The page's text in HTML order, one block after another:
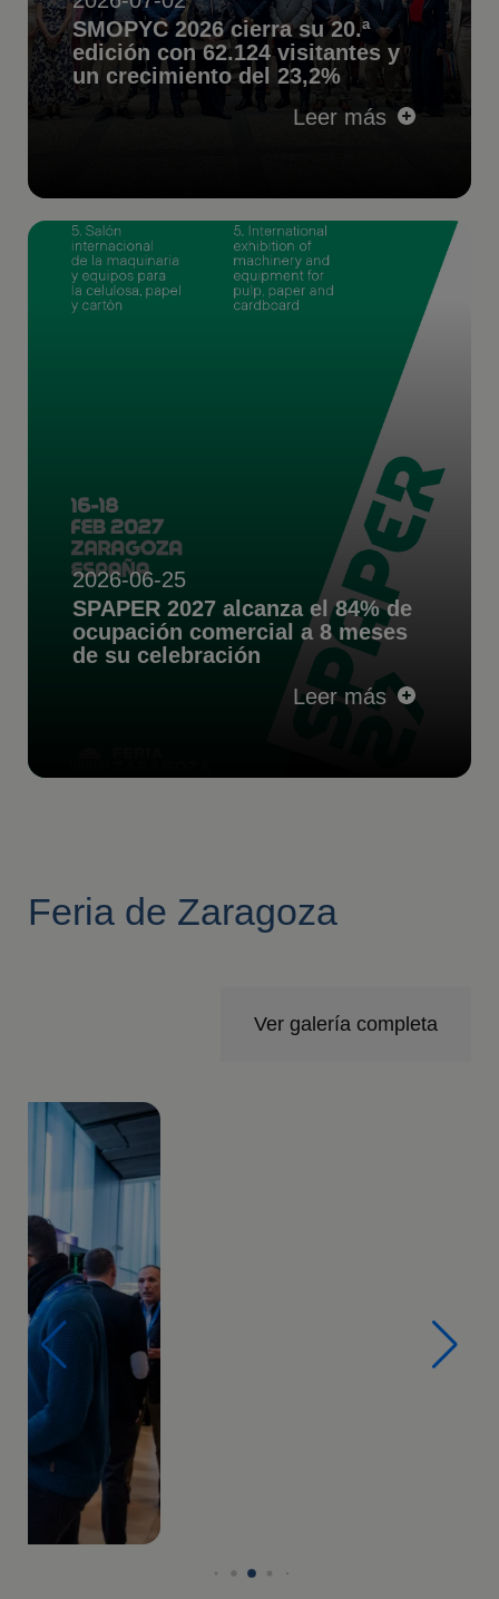
SMOPYC 2026 cierra su 20.ª
edición con 62.124 visitantes y
un crecimiento del 23,2%
Leer más
2026-06-25
SPAPER 2027 alcanza el 84% de
ocupación comercial a 8 meses
de su celebración
Leer más
Feria de Zaragoza
Ver galería completa
Imagen